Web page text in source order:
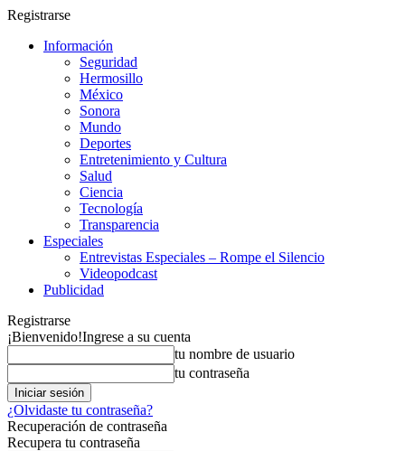
Registrarse
Información
Seguridad
Hermosillo
México
Sonora
Mundo
Deportes
Entretenimiento y Cultura
Salud
Ciencia
Tecnología
Transparencia
Especiales
Entrevistas Especiales – Rompe el Silencio
Videopodcast
Publicidad
Registrarse
¡Bienvenido!Ingrese a su cuenta
tu nombre de usuario
tu contraseña
¿Olvidaste tu contraseña?
Recuperación de contraseña
Recupera tu contraseña